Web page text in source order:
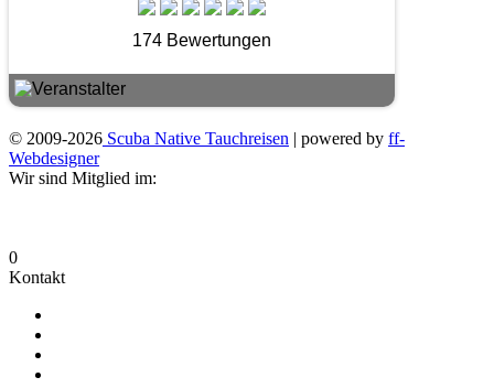
174 Bewertungen
© 2009-2026 Scuba Native Tauchreisen | powered by ff-
Webdesigner
Wir sind Mitglied im:
0
Kontakt